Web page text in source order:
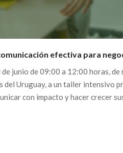
efectiva para
junio de 09:00 a 12:00 horas, de
del Uruguay, a un taller intensivo
con impacto y hacer crecer